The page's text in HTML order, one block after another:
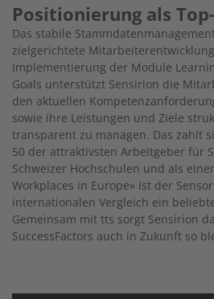
Positionierung als
Das stabile
zielgerichtete
Implementierung der Module
Goals unterstützt Sensirion die
den aktuellen
sowie ihre Leistungen und Ziele
transparent zu managen. Das zahlt
50 der attraktivsten Arbeitgeber für
Schweizer Hochschulen und als
Workplaces in Europe» ist der
internationalen Vergleich ein
Gemeinsam mit tts sorgt Sensirion
SuccessFactors auch in Zukunft so